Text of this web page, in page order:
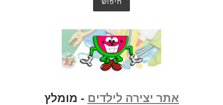
אתר יצירה לילדים - מומלץ